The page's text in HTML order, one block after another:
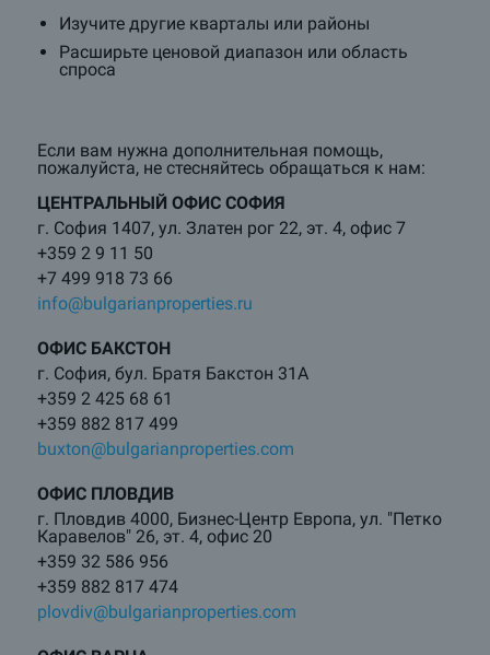
Изучите другие кварталы или районы
Расширьте ценовой диапазон или область
спроса
Если вам нужна дополнительная помощь,
пожалуйста, не стесняйтесь обращаться к нам:
ЦЕНТРАЛЬНЫЙ ОФИС СОФИЯ
г. София 1407, ул. Златен рог 22, эт. 4, офис 7
+359 2 9 11 50
+7 499 918 73 66
info@bulgarianproperties.ru
ОФИС БАКСТОН
г. София, бул. Братя Бакстон 31А
+359 2 425 68 61
+359 882 817 499
buxton@bulgarianproperties.com
ОФИС ПЛОВДИВ
г. Пловдив 4000, Бизнес-Центр Европа, ул. "Петко
Каравелов" 26, эт. 4, офис 20
+359 32 586 956
+359 882 817 474
plovdiv@bulgarianproperties.com